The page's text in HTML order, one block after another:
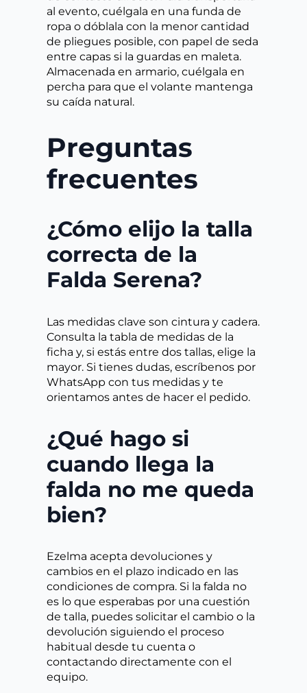
al evento, cuélgala en una funda de
ropa o dóblala con la menor cantidad
de pliegues posible, con papel de seda
entre capas si la guardas en maleta.
Almacenada en armario, cuélgala en
percha para que el volante mantenga
su caída natural.
Preguntas
frecuentes
¿Cómo elijo la talla
correcta de la
Falda Serena?
Las medidas clave son cintura y cadera.
Consulta la tabla de medidas de la
ficha y, si estás entre dos tallas, elige la
mayor. Si tienes dudas, escríbenos por
WhatsApp con tus medidas y te
orientamos antes de hacer el pedido.
¿Qué hago si
cuando llega la
falda no me queda
bien?
Ezelma acepta devoluciones y
cambios en el plazo indicado en las
condiciones de compra. Si la falda no
es lo que esperabas por una cuestión
de talla, puedes solicitar el cambio o la
devolución siguiendo el proceso
habitual desde tu cuenta o
contactando directamente con el
equipo.